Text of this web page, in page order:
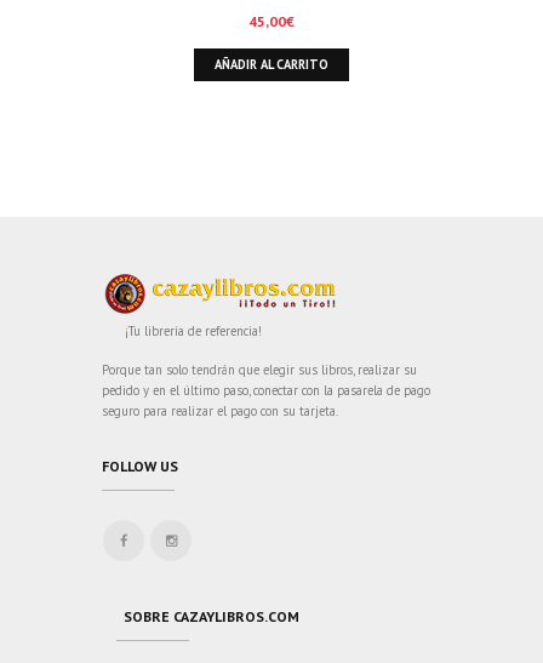
45,00€
AÑADIR AL CARRITO
¡Tu librería de referencia!
Porque tan solo tendrán que elegir sus libros, realizar su
pedido y en el último paso, conectar con la pasarela de pago
seguro para realizar el pago con su tarjeta.
FOLLOW US
SOBRE CAZAYLIBROS.COM